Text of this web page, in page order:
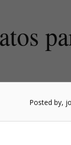
Posted by,